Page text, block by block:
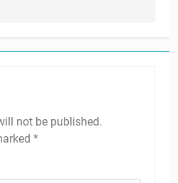
not be published.
*